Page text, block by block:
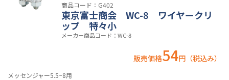
商品コード：G402
東京富士商会 WC-8 ワイヤークリ
ップ 特々小
メーカー商品コード：WC-8
販売価格54円（税込み）
メッセンジャー5.5~8用